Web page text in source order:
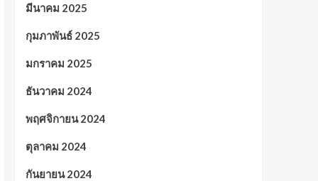
มีนาคม 2025
กุมภาพันธ์ 2025
มกราคม 2025
ธันวาคม 2024
พฤศจิกายน 2024
ตุลาคม 2024
กันยายน 2024